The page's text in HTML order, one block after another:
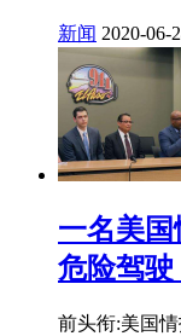
新闻 2020-06-
一名美
危险驾驶
前头衔:美国